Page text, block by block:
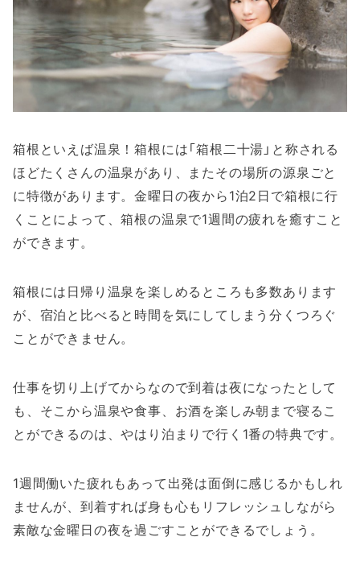
箱根といえば温泉！箱根には「箱根二十湯」と称される
ほどたくさんの温泉があり、またその場所の源泉ごと
に特徴があります。金曜日の夜から1泊2日で箱根に行
くことによって、箱根の温泉で1週間の疲れを癒すこと
ができます。
箱根には日帰り温泉を楽しめるところも多数あります
が、宿泊と比べると時間を気にしてしまう分くつろぐ
ことができません。
仕事を切り上げてからなので到着は夜になったとして
も、そこから温泉や食事、お酒を楽しみ朝まで寝るこ
とができるのは、やはり泊まりで行く1番の特典です。
1週間働いた疲れもあって出発は面倒に感じるかもしれ
ませんが、到着すれば身も心もリフレッシュしながら
素敵な金曜日の夜を過ごすことができるでしょう。